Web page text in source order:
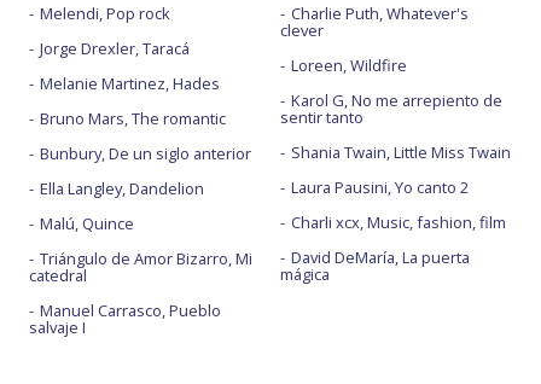
Melendi, Pop rock
Jorge Drexler, Taracá
Melanie Martinez, Hades
Bruno Mars, The romantic
Bunbury, De un siglo anterior
Ella Langley, Dandelion
Malú, Quince
Triángulo de Amor Bizarro, Mi
catedral
Manuel Carrasco, Pueblo
salvaje I
Charlie Puth, Whatever's
clever
Loreen, Wildfire
Karol G, No me arrepiento de
sentir tanto
Shania Twain, Little Miss Twain
Laura Pausini, Yo canto 2
Charli xcx, Music, fashion, film
David DeMaría, La puerta
mágica